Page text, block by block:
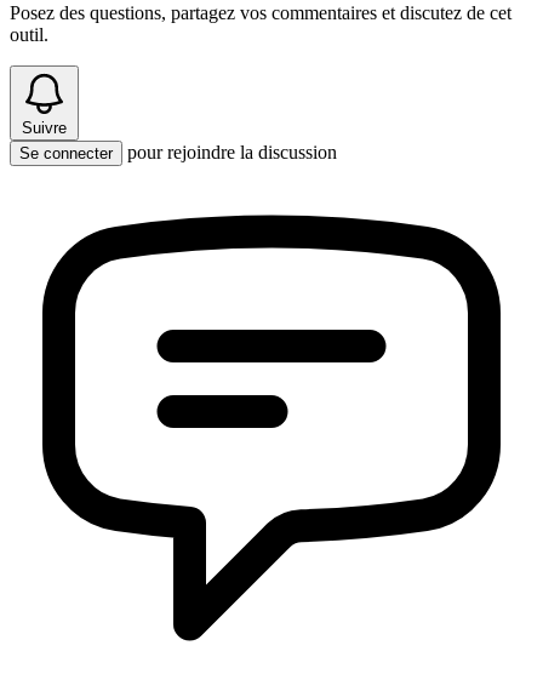
Posez des questions, partagez vos commentaires et discutez de cet
outil.
Suivre
Se connecter
pour rejoindre la discussion